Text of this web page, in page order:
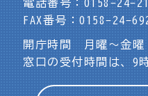
電話番号：0158-24-
FAX番号：0158-24-
開庁時間 月曜～金曜
窓口の受付時間は、9